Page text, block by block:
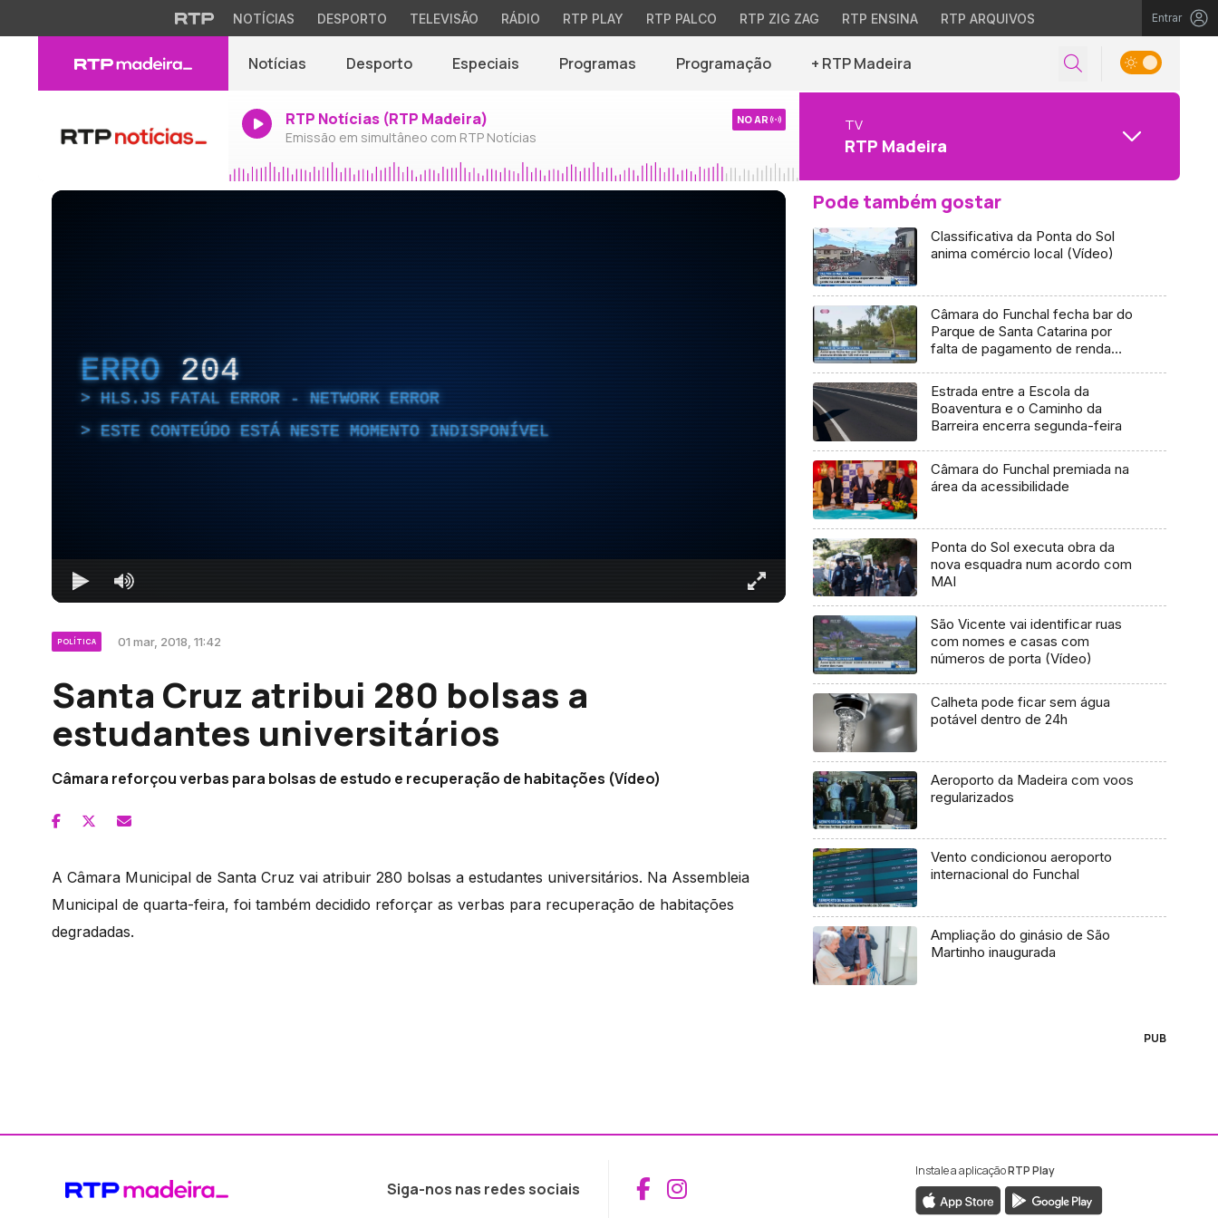
NOTÍCIAS DESPORTO TELEVISÃO RÁDIO RTP PLAY RTP PALCO RTP ZIG ZAG RTP ENSINA RTP ARQUIVOS Entrar
Notícias Desporto Especiais Programas Programação + RTP Madeira
RTP Notícias (RTP Madeira)
Emissão em simultâneo com RTP Notícias
NO AR TV
RTP Madeira
ERRO 204
HLS.JS FATAL ERROR - NETWORK ERROR
ESTE CONTEÚDO ESTÁ NESTE MOMENTO INDISPONÍVEL
POLÍTICA 01 mar, 2018, 11:42
Santa Cruz atribui 280 bolsas a
estudantes universitários
Câmara reforçou verbas para bolsas de estudo e recuperação de habitações (Vídeo)
A Câmara Municipal de Santa Cruz vai atribuir 280 bolsas a estudantes universitários. Na Assembleia
Municipal de quarta-feira, foi também decidido reforçar as verbas para recuperação de habitações
degradadas.
Pode também gostar
Classificativa da Ponta do Sol
anima comércio local (Vídeo)
Câmara do Funchal fecha bar do
Parque de Santa Catarina por
falta de pagamento de renda
Estrada entre a Escola da
Boaventura e o Caminho da
Barreira encerra segunda-feira
Câmara do Funchal premiada na
área da acessibilidade
Ponta do Sol executa obra da
nova esquadra num acordo com
MAI
São Vicente vai identificar ruas
com nomes e casas com
números de porta (Vídeo)
Calheta pode ficar sem água
potável dentro de 24h
Aeroporto da Madeira com voos
regularizados
Vento condicionou aeroporto
internacional do Funchal
Ampliação do ginásio de São
Martinho inaugurada
PUB
Siga-nos nas redes sociais Aceder ao Facebook da RTP Madeira
Aceder ao Instagram da RTP Madeira
Instale a aplicaçãoRTP Play